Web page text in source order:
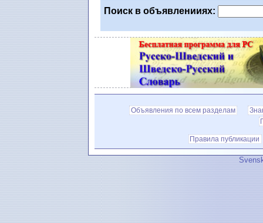
Поиск в объявленииях:
Объявления по всем разделам
Правила публикации